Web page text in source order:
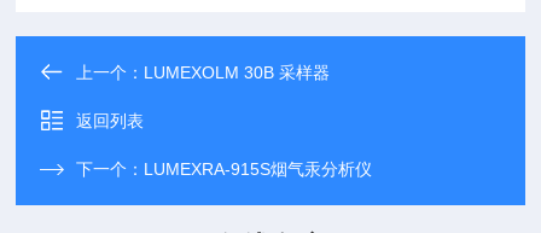
上一个： LUMEXOLM 30B 采样器
返回列表
下一个： LUMEXRA-915S烟气汞分析仪